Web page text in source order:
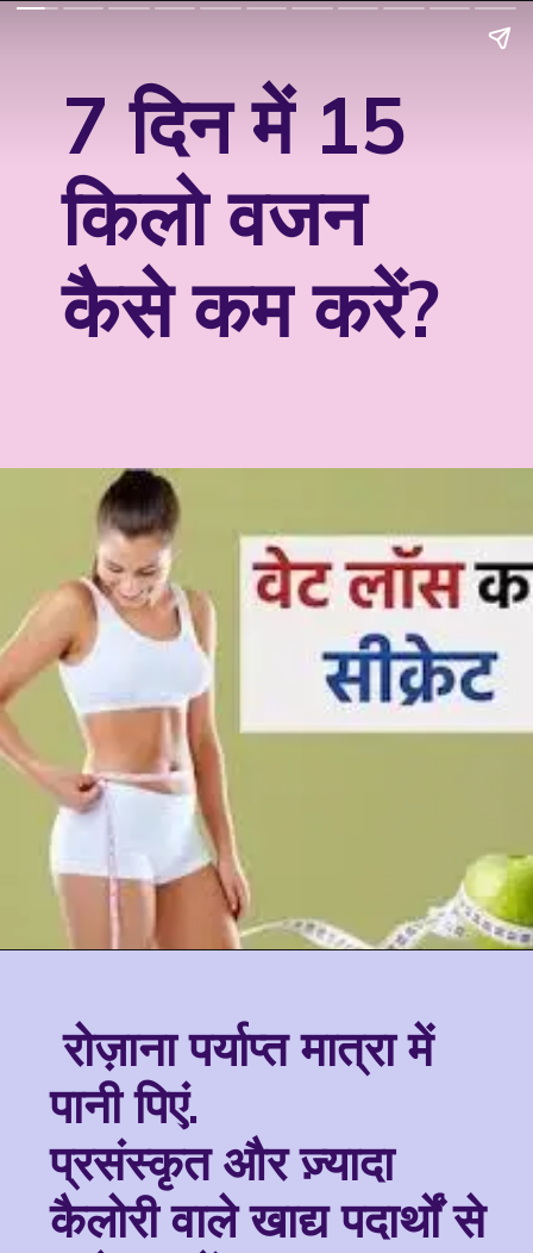
7 दिन में 15
किलो वजन
कैसे कम करें?
रोज़ाना पर्याप्त मात्रा में
पानी पिएं.
प्रसंस्कृत और ज़्यादा
कैलोरी वाले खाद्य पदार्थों से